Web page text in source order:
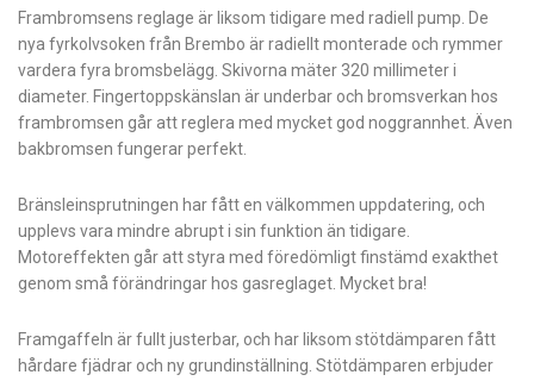
Frambromsens reglage är liksom tidigare med radiell pump. De
nya fyrkolvsoken från Brembo är radiellt monterade och rymmer
vardera fyra bromsbelägg. Skivorna mäter 320 millimeter i
diameter. Fingertoppskänslan är underbar och bromsverkan hos
frambromsen går att reglera med mycket god noggrannhet. Även
bakbromsen fungerar perfekt.
Bränsleinsprutningen har fått en välkommen uppdatering, och
upplevs vara mindre abrupt i sin funktion än tidigare.
Motoreffekten går att styra med föredömligt finstämd exakthet
genom små förändringar hos gasreglaget. Mycket bra!
Framgaffeln är fullt justerbar, och har liksom stötdämparen fått
hårdare fjädrar och ny grundinställning. Stötdämparen erbjuder